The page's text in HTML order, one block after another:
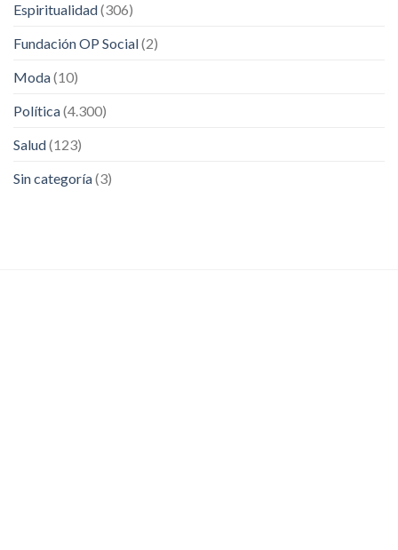
Espiritualidad(306)
Fundación OP Social(2)
Moda(10)
Política(4.300)
Salud(123)
Sin categoría(3)